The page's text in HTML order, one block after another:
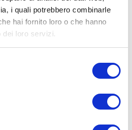
i quali potrebbero combinarle
hai fornito loro o che hanno
dei loro servizi.